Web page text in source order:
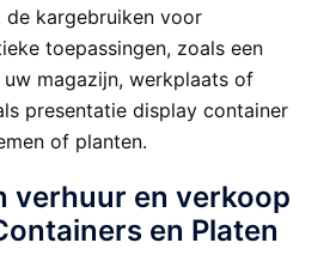
kargebruiken voor
toepassingen, zoals een
magazijn, werkplaats of
presentatie display container
of planten.
verhuur en verkoop
en Platen